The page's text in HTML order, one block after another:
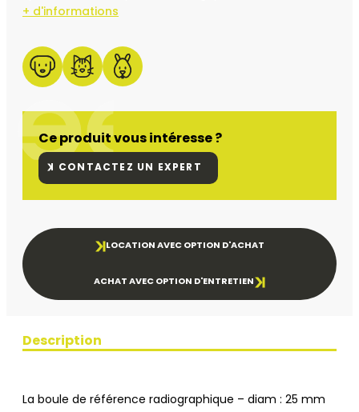
+ d'informations
Ce produit vous intéresse ?
CONTACTEZ UN EXPERT
LOCATION AVEC OPTION D'ACHAT
ACHAT AVEC OPTION D'ENTRETIEN
Description
La boule de référence radiographique – diam : 25 mm